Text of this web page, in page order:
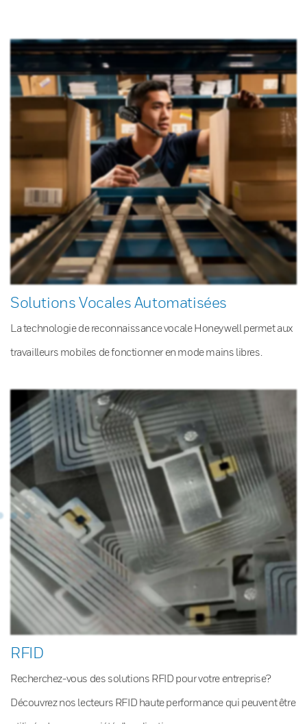
Solutions Vocales Automatisées
La technologie de reconnaissance vocale Honeywell permet aux
travailleurs mobiles de fonctionner en mode mains libres.
RFID
Recherchez-vous des solutions RFID pour votre entreprise?
Découvrez nos lecteurs RFID haute performance qui peuvent être